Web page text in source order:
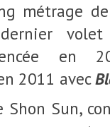
métrage
2011 avec
Sun,